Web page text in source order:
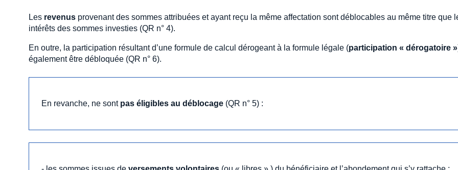
Les revenus provenant des sommes attribuées et ayant reçu la même affectation sont déblocables au même titre que
intérêts des sommes investies (QR n° 4).
En outre, la participation résultant d’une formule de calcul dérogeant à la formule légale (participation « dérogatoire »
également être débloquée (QR n° 6).
En revanche, ne sont pas éligibles au déblocage (QR n° 5) :